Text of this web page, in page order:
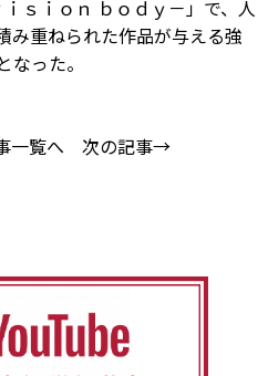
ｓｉｏｎ ｂｏｄｙ－」で、人
み重ねられた作品が与える強
った。
一覧へ 次の記事→